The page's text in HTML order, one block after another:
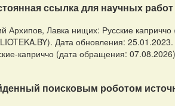
ссылка для научных
Архипов, Лавка нищих: Русские каприччо
Дата обновления:
каприччо (дата обращения:
поисковым роботом